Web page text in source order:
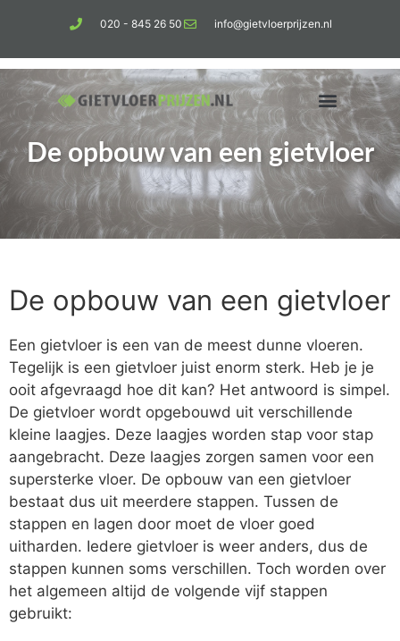
020 - 845 26 50 info@gietvloerprijzen.nl
De opbouw van een gietvloer
De opbouw van een gietvloer
Een gietvloer is een van de meest dunne vloeren.
Tegelijk is een gietvloer juist enorm sterk. Heb je je
ooit afgevraagd hoe dit kan? Het antwoord is simpel.
De gietvloer wordt opgebouwd uit verschillende
kleine laagjes. Deze laagjes worden stap voor stap
aangebracht. Deze laagjes zorgen samen voor een
supersterke vloer. De opbouw van een gietvloer
bestaat dus uit meerdere stappen. Tussen de
stappen en lagen door moet de vloer goed
uitharden. Iedere gietvloer is weer anders, dus de
stappen kunnen soms verschillen. Toch worden over
het algemeen altijd de volgende vijf stappen
gebruikt: